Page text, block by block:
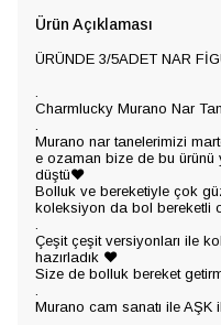
Ürün Açıklaması
ÜRÜNDE 3/5ADET NAR
.
Charmlucky Murano Nar
.
Murano nar tanelerimizi
e ozaman bize de bu
düştü❤️
Bolluk ve bereketiyle çok
koleksiyon da bol bereketli
.
Çeşit çeşit versiyonları ile
hazırladık ❤️
Size de bolluk bereket
.
Murano cam sanatı ile